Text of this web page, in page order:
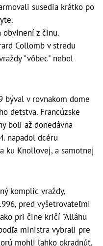
susedia krátko po
obvinení z činu.
Collomb v stredu
"vôbec" nebol
býval v rovnakom dome
detstva. Francúzske
boli až donedávna
napadol dcéru
ku Knollovej, a samotnej
komplic vraždy,
pred vyšetrovateľmi
pri čine kričí "Alláhu
ministra vybrali pre
mohli ľahko okradnúť.